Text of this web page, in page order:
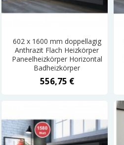
602 x 1600 mm doppellagig
Anthrazit Flach Heizkörper
Paneelheizkörper Horizontal
Badheizkörper
556,75 €